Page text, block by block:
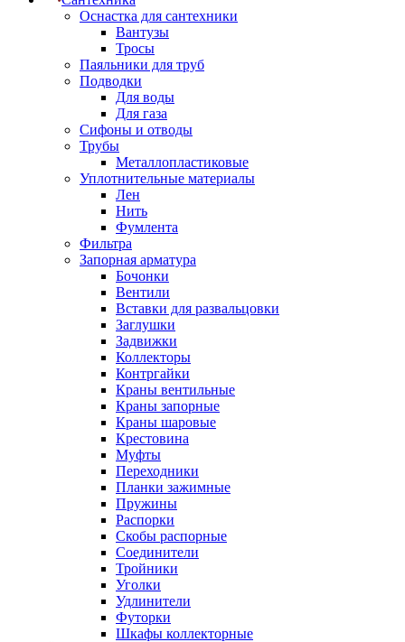
Оснастка для сантехники
Вантузы
Тросы
Паяльники для труб
Подводки
Для воды
Для газа
Сифоны и отводы
Трубы
Металлопластиковые
Уплотнительные материалы
Лен
Нить
Фумлента
Фильтра
Запорная арматура
Бочонки
Вентили
Вставки для развальцовки
Заглушки
Задвижки
Коллекторы
Контргайки
Краны вентильные
Краны запорные
Краны шаровые
Крестовина
Муфты
Переходники
Планки зажимные
Пружины
Распорки
Скобы распорные
Соединители
Тройники
Уголки
Удлинители
Футорки
Шкафы коллекторные